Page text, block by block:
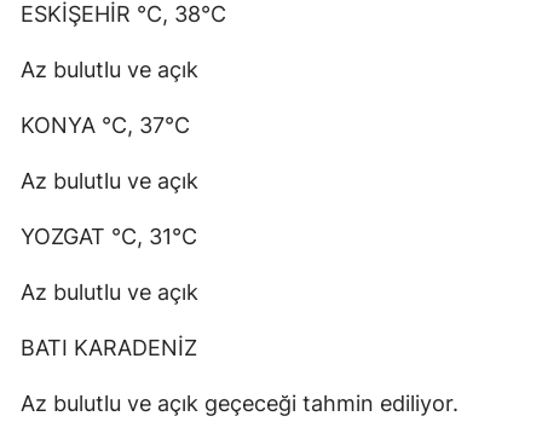
ESKİŞEHİR °C, 38°C
Az bulutlu ve açık
KONYA °C, 37°C
Az bulutlu ve açık
YOZGAT °C, 31°C
Az bulutlu ve açık
BATI KARADENİZ
Az bulutlu ve açık geçeceği tahmin ediliyor.